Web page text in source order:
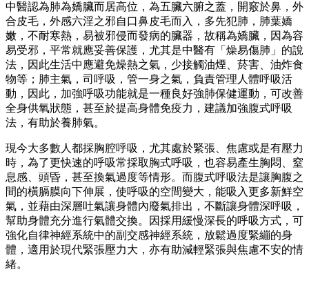
中醫認為肺為嬌臟而居高位，為五臟六腑之蓋，開竅於鼻，外
合皮毛，外感六淫之邪自口鼻皮毛而入，多先犯肺，肺葉嬌
嫩，不耐寒熱，易被邪侵而發病的臟器，故稱為嬌臟，因為容
易受邪，平常就應妥善保護，尤其是中醫有「燥易傷肺」的說
法，因此生活中應避免燥熱之氣，少接觸油煙、菸害、油炸食
物等；肺主氣，司呼吸，管一身之氣，負責管理人體呼吸活
動，因此，加強呼吸功能就是一種良好強肺保健運動，可改善
全身供氧狀態，甚至於提高身體免疫力，建議加強腹式呼吸
法，有助於養肺氣。
現今大多數人都採胸腔呼吸，尤其處於緊張、焦慮或是有壓力
時，為了更快速的呼吸常採取胸式呼吸，也容易產生胸悶、窒
息感、頭昏，甚至換氣過度等情形。而腹式呼吸法是讓胸腹之
間的橫膈膜向下伸展，使呼吸的空間變大，能吸入更多新鮮空
氣，並藉由深層吐氣讓身體內廢氣排出，不斷讓身體深呼吸，
幫助身體充分進行氣體交換。因採用緩慢深長的呼吸方式，可
強化自律神經系統中的副交感神經系統，放鬆過度緊繃的身
體，適用於現代緊張壓力大，亦有助減輕緊張與焦慮不安的情
緒。